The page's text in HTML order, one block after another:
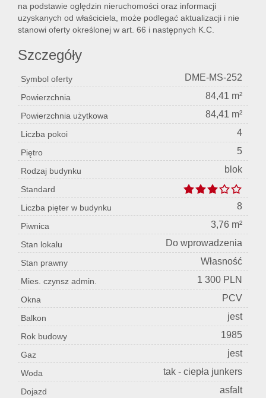
na podstawie oględzin nieruchomości oraz informacji
uzyskanych od właściciela, może podlegać aktualizacji i nie
stanowi oferty określonej w art. 66 i następnych K.C.
Szczegóły
Symbol oferty DME-MS-252
Powierzchnia 84,41 m²
Powierzchnia użytkowa 84,41 m²
Liczba pokoi 4
Piętro 5
Rodzaj budynku blok
Standard
Liczba pięter w budynku
8
Piwnica 3,76 m²
Stan lokalu Do wprowadzenia
Stan prawny Własność
Mies. czynsz admin. 1 300 PLN
Okna PCV
Balkon jest
Rok budowy 1985
Gaz jest
Woda tak - ciepła junkers
Dojazd asfalt